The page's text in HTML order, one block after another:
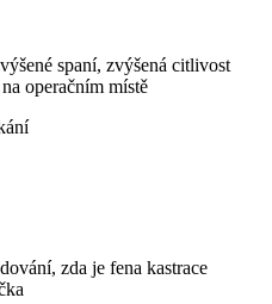
spaní, zvýšená citlivost
operačním místě